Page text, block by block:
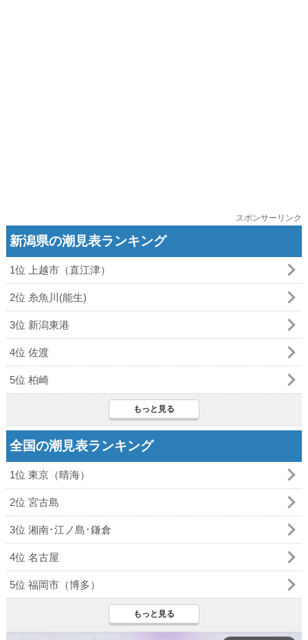
スポンサーリンク
新潟県の潮見表ランキング
1位 上越市（直江津）
2位 糸魚川(能生)
3位 新潟東港
4位 佐渡
5位 柏崎
もっと見る
全国の潮見表ランキング
1位 東京（晴海）
2位 宮古島
3位 湘南･江ノ島･鎌倉
4位 名古屋
5位 福岡市（博多）
もっと見る